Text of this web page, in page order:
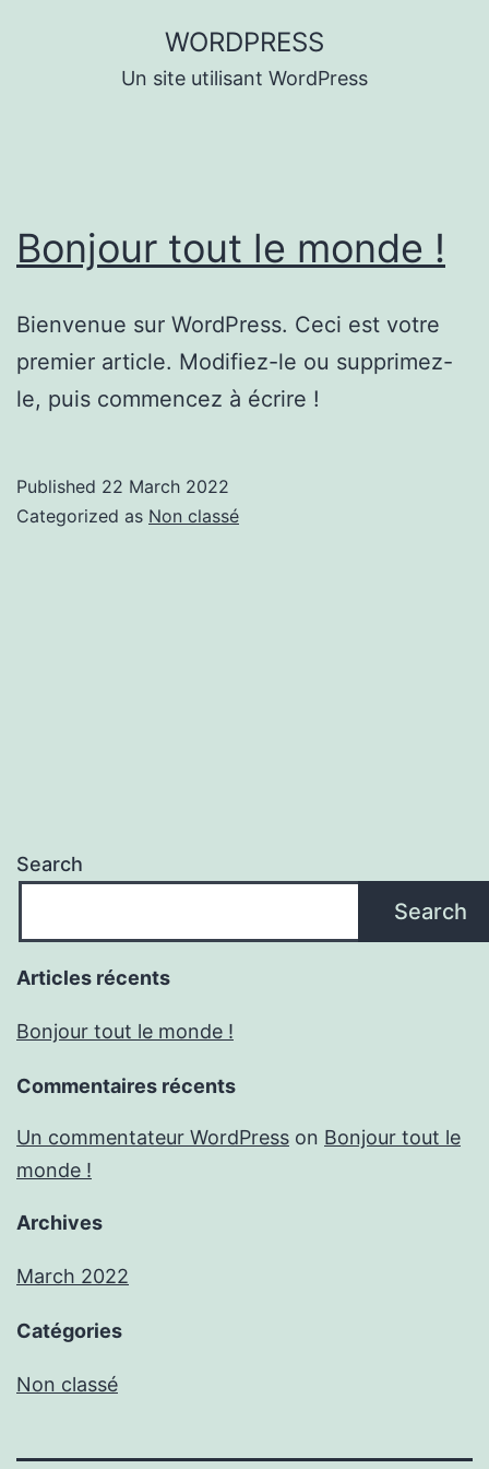
WORDPRESS
Un site utilisant WordPress
Bonjour tout le monde !
Bienvenue sur WordPress. Ceci est votre
premier article. Modifiez-le ou supprimez-
le, puis commencez à écrire !
Published 22 March 2022
Categorized as Non classé
Search
Search
Articles récents
Bonjour tout le monde !
Commentaires récents
Un commentateur WordPress on Bonjour tout le
monde !
Archives
March 2022
Catégories
Non classé